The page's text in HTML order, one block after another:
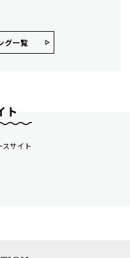
グ⼀覧
ト
サイト